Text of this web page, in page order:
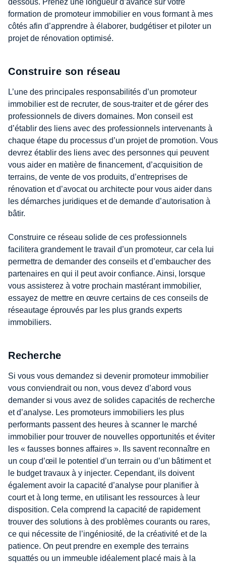
dessous. Prenez une longueur d’avance sur votre
formation de promoteur immobilier en vous formant à mes
côtés afin d’apprendre à élaborer, budgétiser et piloter un
projet de rénovation optimisé.
Construire son réseau
L’une des principales responsabilités d’un promoteur
immobilier est de recruter, de sous-traiter et de gérer des
professionnels de divers domaines. Mon conseil est
d’établir des liens avec des professionnels intervenants à
chaque étape du processus d’un projet de promotion. Vous
devrez établir des liens avec des personnes qui peuvent
vous aider en matière de financement, d’acquisition de
terrains, de vente de vos produits, d’entreprises de
rénovation et d’avocat ou architecte pour vous aider dans
les démarches juridiques et de demande d’autorisation à
bâtir.
Construire ce réseau solide de ces professionnels
facilitera grandement le travail d’un promoteur, car cela lui
permettra de demander des conseils et d’embaucher des
partenaires en qui il peut avoir confiance. Ainsi, lorsque
vous assisterez à votre prochain mastérant immobilier,
essayez de mettre en œuvre certains de ces conseils de
réseautage éprouvés par les plus grands experts
immobiliers.
Recherche
Si vous vous demandez si devenir promoteur immobilier
vous conviendrait ou non, vous devez d’abord vous
demander si vous avez de solides capacités de recherche
et d’analyse. Les promoteurs immobiliers les plus
performants passent des heures à scanner le marché
immobilier pour trouver de nouvelles opportunités et éviter
les « fausses bonnes affaires ». Ils savent reconnaître en
un coup d’œil le potentiel d’un terrain ou d’un bâtiment et
le budget travaux à y injecter. Cependant, ils doivent
également avoir la capacité d’analyse pour planifier à
court et à long terme, en utilisant les ressources à leur
disposition. Cela comprend la capacité de rapidement
trouver des solutions à des problèmes courants ou rares,
ce qui nécessite de l’ingéniosité, de la créativité et de la
patience. On peut prendre en exemple des terrains
squattés ou un immeuble idéalement placé mais à la